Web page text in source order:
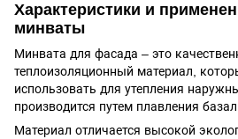
Характеристики и
минваты
Минвата для фасада – это
теплоизоляционный материал,
использовать для утепления
производится путем плавления
Материал отличается высокой